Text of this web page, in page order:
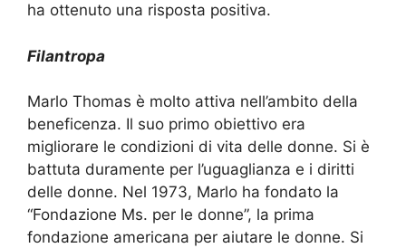
ha ottenuto una risposta positiva.
Filantropa
Marlo Thomas è molto attiva nell’ambito della
beneficenza. Il suo primo obiettivo era
migliorare le condizioni di vita delle donne. Si è
battuta duramente per l’uguaglianza e i diritti
delle donne. Nel 1973, Marlo ha fondato la
“Fondazione Ms. per le donne”, la prima
fondazione americana per aiutare le donne. Si